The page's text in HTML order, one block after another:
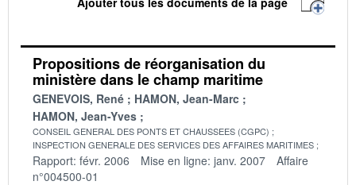
Propositions de réorganisation du
ministère dans le champ maritime
GENEVOIS, René
HAMON, Jean-Marc
HAMON, Jean-Yves
CONSEIL GENERAL DES PONTS ET CHAUSSEES (CGPC)
INSPECTION GENERALE DES SERVICES DES AFFAIRES MARITIMES
Rapport: févr. 2006 Mise en ligne: janv. 2007
Affaire
n°004500-01